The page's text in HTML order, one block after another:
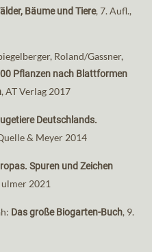
Bäume und Tiere, 7. Aufl.,
Roland/Gassner,
Pflanzen nach Blattformen
, AT Verlag 2017
Deutschlands.
& Meyer 2014
Spuren und Zeichen
ulmer 2021
Das große Biogarten-Buch, 9.